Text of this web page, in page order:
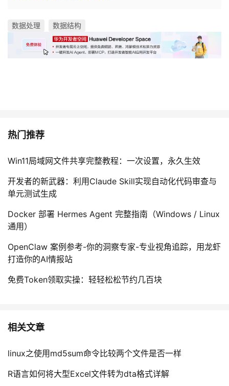
数据处理 数据结构
热门推荐
Win11局域网文件共享完整教程：一次设置，永久生效
开发者的新武器：利用Claude Skill实现自动化代码审查与
单元测试生成
Docker 部署 Hermes Agent 完整指南（Windows / Linux
通用）
OpenClaw 案例参考-你的洞察专家-专业视角追踪，用龙虾
打造你的AI情报站
免费Token领取实操：轻轻松松节约几百块
相关文章
linux之使用md5sum命令比较两个文件是否一样
R语言如何将大型Excel文件转为dta格式详解